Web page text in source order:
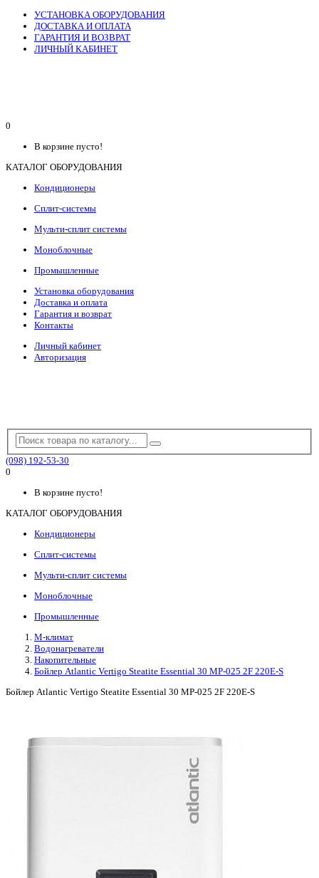
УСТАНОВКА ОБОРУДОВАНИЯ
ДОСТАВКА И ОПЛАТА
ГАРАНТИЯ И ВОЗВРАТ
ЛИЧНЫЙ КАБИНЕТ
0
В корзине пусто!
КАТАЛОГ ОБОРУДОВАНИЯ
Кондиционеры
Сплит-системы
Мульти-сплит системы
Моноблочные
Промышленные
Установка оборудования
Доставка и оплата
Гарантия и возврат
Контакты
Личный кабинет
Авторизация
(098) 192-53-30
0
В корзине пусто!
КАТАЛОГ ОБОРУДОВАНИЯ
Кондиционеры
Сплит-системы
Мульти-сплит системы
Моноблочные
Промышленные
М-климат
Водонагреватели
Накопительные
Бойлер Atlantic Vertigo Steatite Essential 30 MP-025 2F 220E-S
Бойлер Atlantic Vertigo Steatite Essential 30 MP-025 2F 220E-S